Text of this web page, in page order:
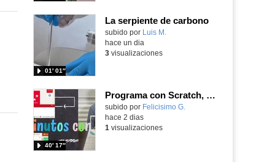
La serpiente de carbono
Contenido educativo.
subido por Luis M.
01′ 01″
hace un dia
3visualizaciones
Programa con Scratch, 8 diferentes juegos para vivir la emoción de los partidos de España en el mundial 2026
Contenido educativo.
subido por Felicisimo G.
40′ 17″
hace 2 dias
1 visualizaciones